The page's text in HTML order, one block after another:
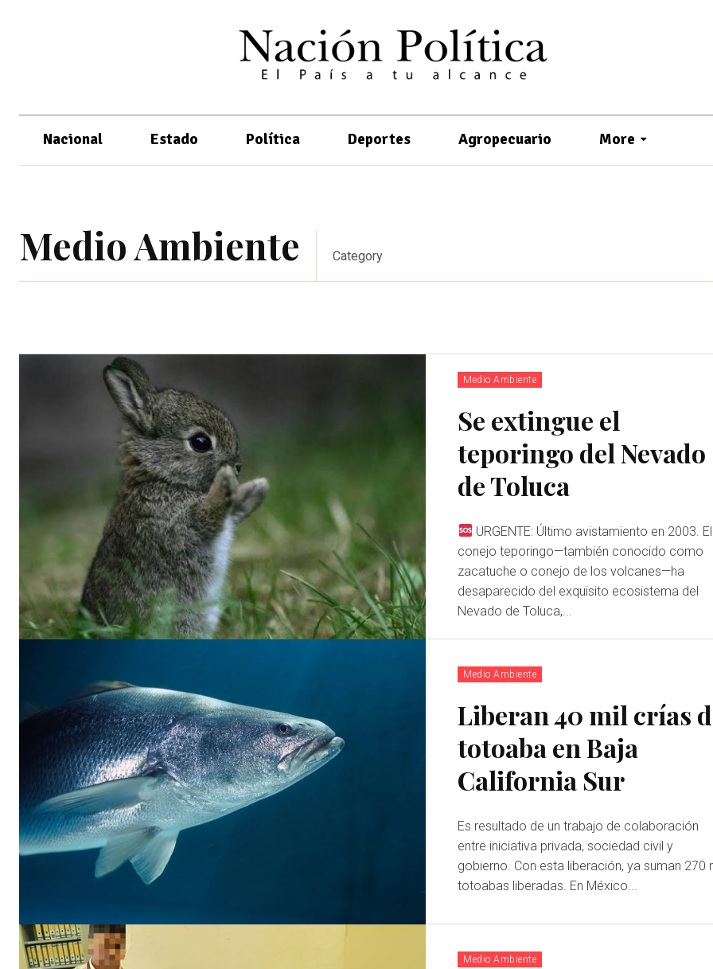
Nacional Estado Política Deportes Agropecuario More
Medio Ambiente Category
Medio Ambiente
Se extingue el
teporingo del Nevado
de Toluca
URGENTE: Último avistamiento en 2003. El
conejo teporingo—también conocido como
zacatuche o conejo de los volcanes—ha
desaparecido del exquisito ecosistema del
Nevado de Toluca,...
Medio Ambiente
Liberan 40 mil crías
totoaba en Baja
California Sur
Es resultado de un trabajo de colaboración
entre iniciativa privada, sociedad civil y
gobierno. Con esta liberación, ya suman 270
totoabas liberadas. En México...
Medio Ambiente